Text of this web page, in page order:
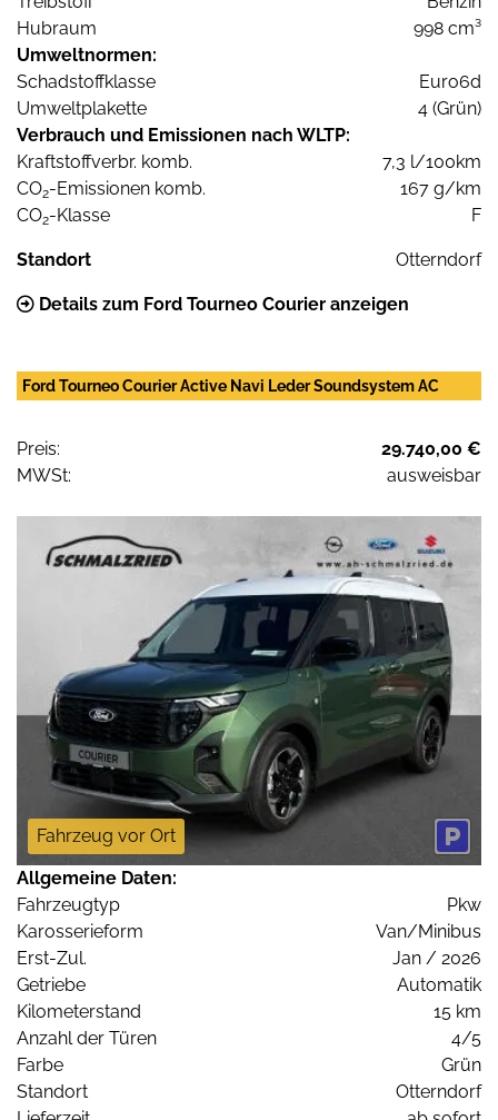
Hubraum
998 cm³
Umweltnormen:
Schadstoffklasse
Euro6d
Umweltplakette
4 (Grün)
Verbrauch und Emissionen nach WLTP:
Kraftstoffverbr. komb.
7,3 l/100km
CO2-Emissionen komb.
167 g/km
CO2-Klasse F
Standort Otterndorf
Details zum Ford Tourneo Courier anzeigen
Ford Tourneo Courier Active Navi Leder Soundsystem AC
Preis:
29.740,00 €
MWSt:
ausweisbar
Fahrzeug vor Ort
Allgemeine Daten:
Fahrzeugtyp
Pkw
Karosserieform
Van/Minibus
Erst-Zul.
Jan / 2026
Getriebe
Automatik
Kilometerstand
15 km
Anzahl der Türen
4/5
Farbe
Grün
Standort
Otterndorf